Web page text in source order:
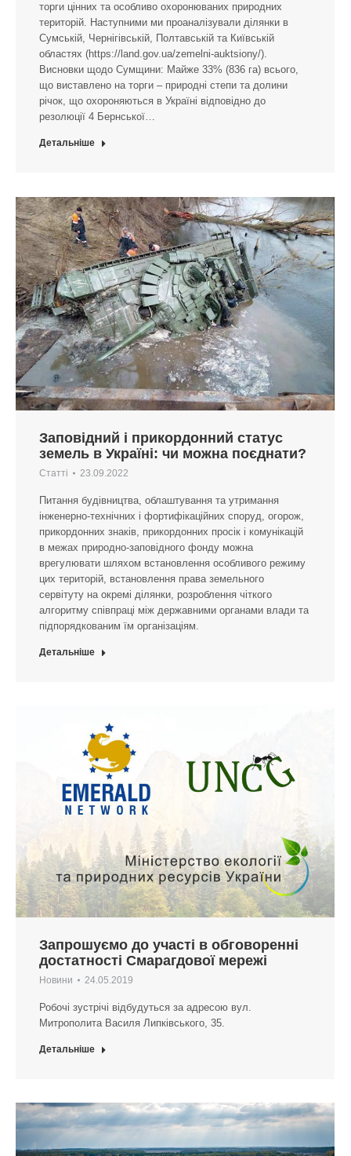
торги цінних та особливо охоронюваних природних
територій. Наступними ми проаналізували ділянки в
Сумській, Чернігівській, Полтавській та Київській
областях (https://land.gov.ua/zemelni-auktsiony/).
Висновки щодо Сумщини: Майже 33% (836 га) всього,
що виставлено на торги – природні степи та долини
річок, що охороняються в Україні відповідно до
резолюції 4 Бернської…
Детальніше
Заповідний і прикордонний статус
земель в Україні: чи можна поєднати?
Статті 23.09.2022
Питання будівництва, облаштування та утримання
інженерно-технічних і фортифікаційних споруд, огорож,
прикордонних знаків, прикордонних просік і комунікацій
в межах природно-заповідного фонду можна
врегулювати шляхом встановлення особливого режиму
цих територій, встановлення права земельного
сервітуту на окремі ділянки, розроблення чіткого
алгоритму співпраці між державними органами влади та
підпорядкованим їм організаціям.
Детальніше
Запрошуємо до участі в обговоренні
достатності Смарагдової мережі
Новини 24.05.2019
Робочі зустрічі відбудуться за адресою вул.
Митрополита Василя Липківського, 35.
Детальніше